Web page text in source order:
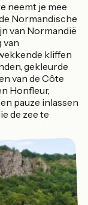
neemt je mee
Normandische
van Normandië
van
kliffen
gekleurde
van de Côte
Honfleur,
pauze inlassen
de zee te